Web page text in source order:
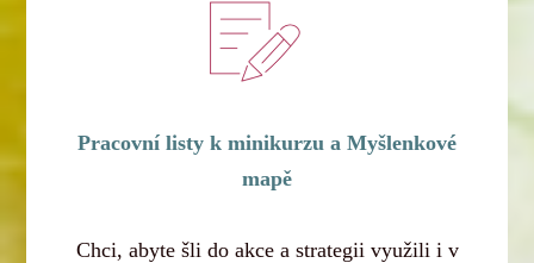
Pracovní listy k minikurzu a Myšlenkové
mapě
Chci, abyte šli do akce a strategii využili i v